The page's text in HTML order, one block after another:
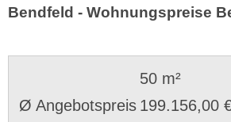
Bendfeld - Wohnungspreise
50 m²
Ø Angebotspreis 199.156,00